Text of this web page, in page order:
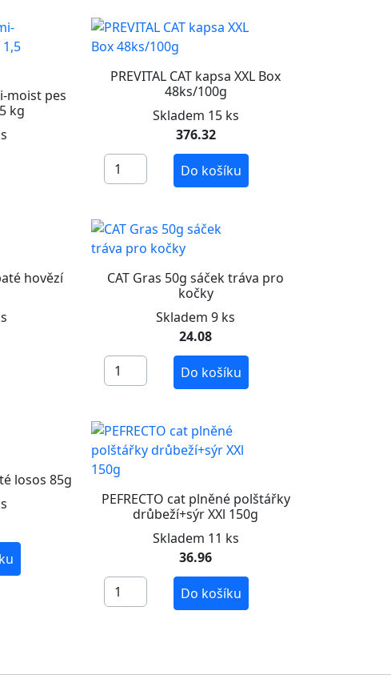
moist pes
kg
PREVITAL CAT kapsa XXL Box
48ks/100g
Skladem 15 ks
376.32
Do košíku
hovězí
CAT Gras 50g sáček tráva pro
kočky
Skladem 9 ks
24.08
Do košíku
losos 85g
PEFRECTO cat plněné polštářky
drůbeží+sýr XXl 150g
Skladem 11 ks
36.96
Do košíku